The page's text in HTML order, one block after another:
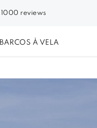
1000 reviews
BARCOS À VELA